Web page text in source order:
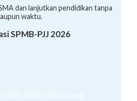
dan lanjutkan pendidikan tanpa
waktu.
SPMB-PJJ 2026
878-8528-5958 (Ayumi)